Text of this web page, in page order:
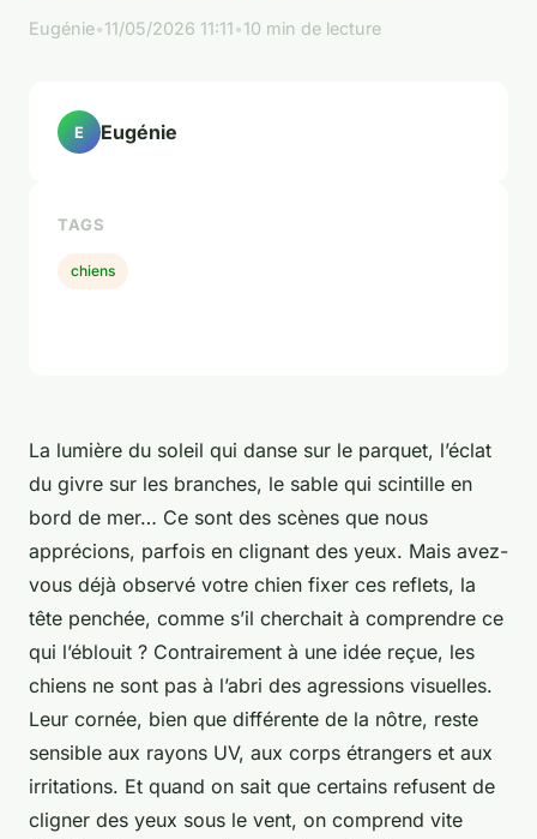
Eugénie•11/05/2026 11:11•10 min de lecture
La lumière du soleil qui danse sur le parquet, l’éclat
du givre sur les branches, le sable qui scintille en
bord de mer… Ce sont des scènes que nous
apprécions, parfois en clignant des yeux. Mais avez-
vous déjà observé votre chien fixer ces reflets, la
tête penchée, comme s’il cherchait à comprendre ce
qui l’éblouit ? Contrairement à une idée reçue, les
chiens ne sont pas à l’abri des agressions visuelles.
Leur cornée, bien que différente de la nôtre, reste
sensible aux rayons UV, aux corps étrangers et aux
irritations. Et quand on sait que certains refusent de
cligner des yeux sous le vent, on comprend vite
E Eugénie
TAGS
chiens